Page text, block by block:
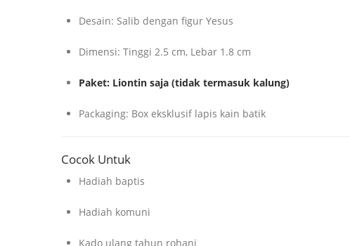
Desain: Salib dengan figur Yesus
Dimensi: Tinggi 2.5 cm, Lebar 1.8 cm
Paket: Liontin saja (tidak termasuk kalung)
Packaging: Box eksklusif lapis kain batik
Cocok Untuk
Hadiah baptis
Hadiah komuni
Kado ulang tahun rohani